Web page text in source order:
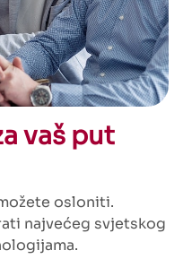
vaš put
osloniti.
najvećeg svjetskog